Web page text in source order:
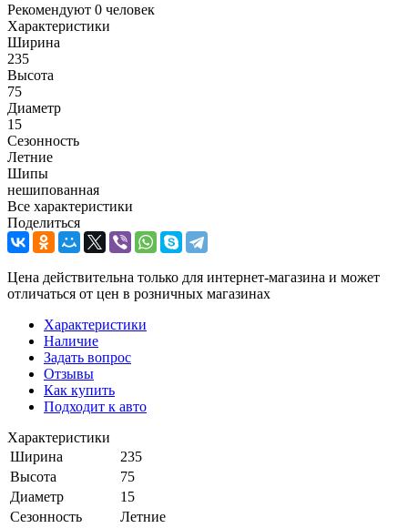
Рекомендуют 0 человек
Характеристики
Ширина
235
Высота
75
Диаметр
15
Сезонность
Летние
Шипы
нешипованная
Все характеристики
Поделиться
Цена действительна только для интернет-магазина и может
отличаться от цен в розничных магазинах
Характеристики
Наличие
Задать вопрос
Отзывы
Как купить
Подходит к авто
Характеристики
Ширина
235
Высота
75
Диаметр
15
Сезонность
Летние